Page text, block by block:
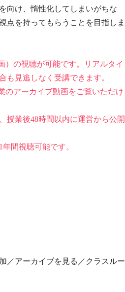
向け、惰性化してしまいがちな
点を持ってもらうことを目指しま
）の視聴が可能です。リアルタイ
も見逃しなく受講できます。
のアーカイブ動画をご覧いただけ
授業後48時間以内に運営から公開
間視聴可能です。
／アーカイブを見る／クラスルー